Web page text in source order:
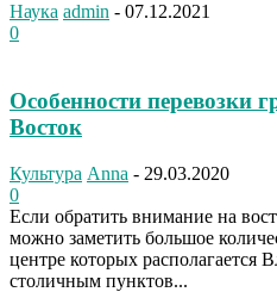
Наука admin - 07.12.2021
0
Особенности перевозки
Восток
Культура Anna - 29.03.2020
0
Если обратить внимание на
можно заметить большое
центре которых располагается
столичным пунктов...